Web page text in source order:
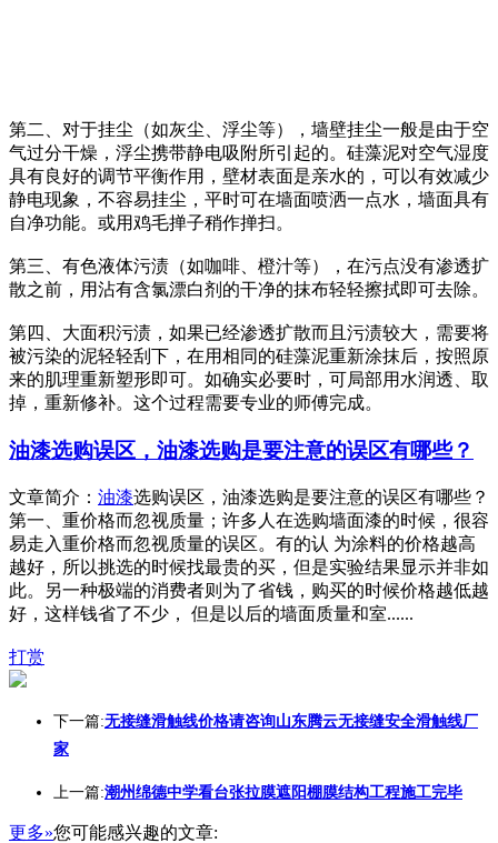
第二、对于挂尘（如灰尘、浮尘等），墙壁挂尘一般是由于空
气过分干燥，浮尘携带静电吸附所引起的。硅藻泥对空气湿度
具有良好的调节平衡作用，壁材表面是亲水的，可以有效减少
静电现象，不容易挂尘，平时可在墙面喷洒一点水，墙面具有
自净功能。或用鸡毛掸子稍作掸扫。
第三、有色液体污渍（如咖啡、橙汁等），在污点没有渗透扩
散之前，用沾有含氯漂白剂的干净的抹布轻轻擦拭即可去除。
第四、大面积污渍，如果已经渗透扩散而且污渍较大，需要将
被污染的泥轻轻刮下，在用相同的硅藻泥重新涂抹后，按照原
来的肌理重新塑形即可。如确实必要时，可局部用水润透、取
掉，重新修补。这个过程需要专业的师傅完成。
油漆选购误区，油漆选购是要注意的误区有哪些？
文章简介： 油漆选购误区，油漆选购是要注意的误区有哪些？
第一、重价格而忽视质量；许多人在选购墙面漆的时候，很容
易走入重价格而忽视质量的误区。有的认 为涂料的价格越高
越好，所以挑选的时候找最贵的买，但是实验结果显示并非如
此。另一种极端的消费者则为了省钱，购买的时候价格越低越
好，这样钱省了不少， 但是以后的墙面质量和室......
打赏
下一篇:无接缝滑触线价格请咨询山东腾云无接缝安全滑触线厂
家
上一篇:潮州绵德中学看台张拉膜遮阳棚膜结构工程施工完毕
更多»您可能感兴趣的文章: